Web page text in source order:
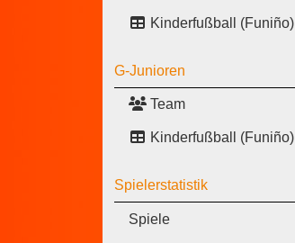
Kinderfußball (Funiño)
G-Junioren
Team
Kinderfußball (Funiño)
Spielerstatistik
Spiele